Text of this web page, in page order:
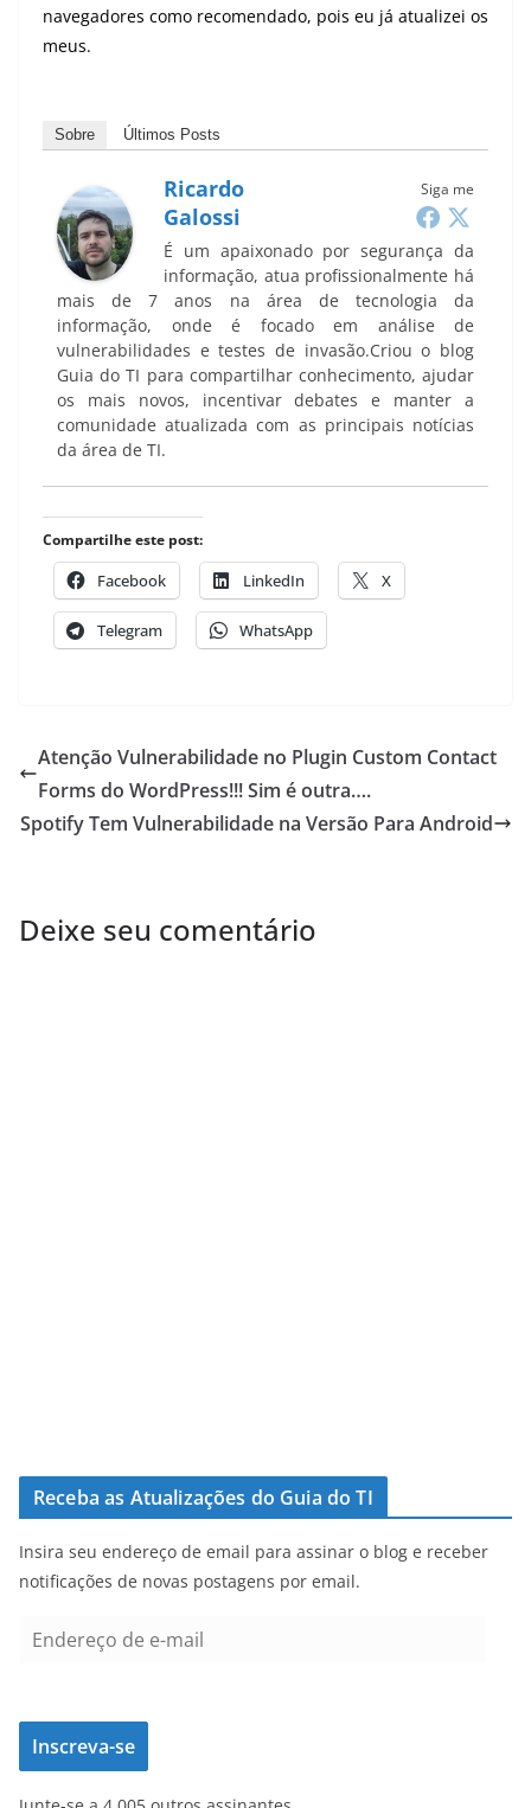
navegadores como recomendado, pois eu já atualizei os
meus.
Sobre Últimos Posts
Siga me
Ricardo
Galossi
É um apaixonado por segurança da
informação, atua profissionalmente há
mais de 7 anos na área de tecnologia da
informação, onde é focado em análise de
vulnerabilidades e testes de invasão.Criou o blog
Guia do TI para compartilhar conhecimento, ajudar
os mais novos, incentivar debates e manter a
comunidade atualizada com as principais notícias
da área de TI.
Compartilhe este post:
Facebook LinkedIn X
Telegram WhatsApp
Atenção Vulnerabilidade no Plugin Custom Contact
Forms do WordPress!!! Sim é outra….
Spotify Tem Vulnerabilidade na Versão Para Android
Deixe seu comentário
Receba as Atualizações do Guia do TI
Insira seu endereço de email para assinar o blog e receber
notificações de novas postagens por email.
e
e
Inscreva-se